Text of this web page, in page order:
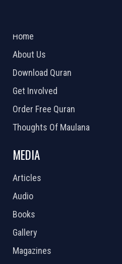
Home
About Us
Download Quran
Get Involved
Order Free Quran
Thoughts Of Maulana
MEDIA
Articles
Audio
Books
Gallery
Magazines